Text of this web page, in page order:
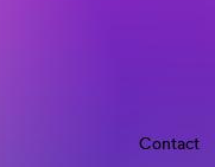
Contact